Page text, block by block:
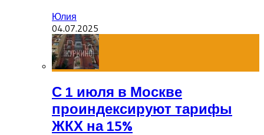
Юлия
04.07.2025
С 1 июля в Москве
проиндексируют тарифы
ЖКХ на 15%